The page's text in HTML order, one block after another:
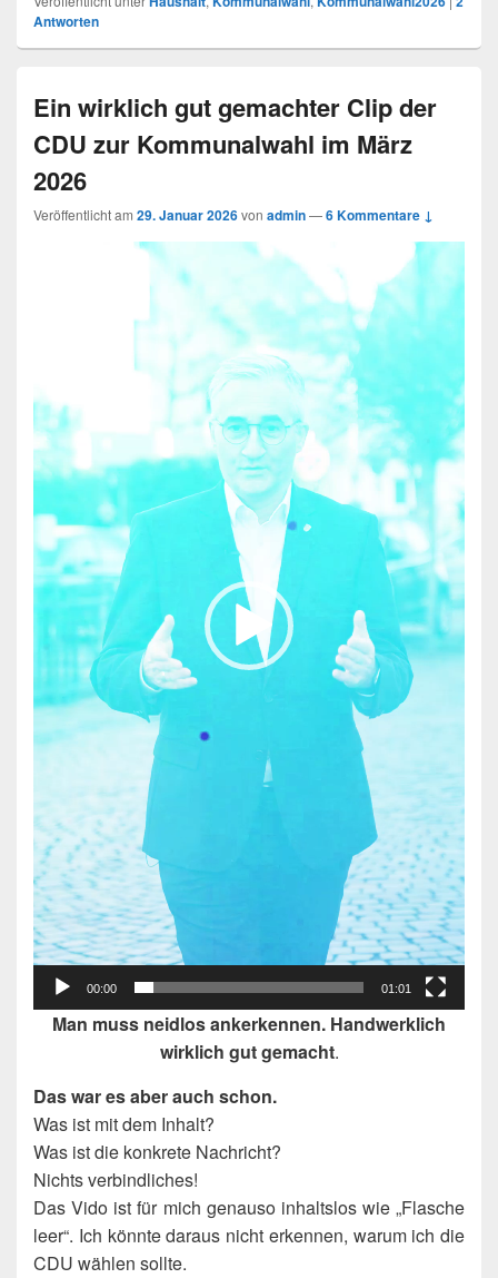
Antworten
Ein wirklich gut gemachter Clip der
CDU zur Kommunalwahl im März
2026
Veröffentlicht am 29. Januar 2026von admin—6 Kommentare ↓
00:00 01:01
Man muss neidlos ankerkennen. Handwerklich
wirklich gut gemacht.
Das war es aber auch schon.
Was ist mit dem Inhalt?
Was ist die konkrete Nachricht?
Nichts verbindliches!
Das Vido ist für mich genauso inhaltslos wie „Flasche
leer“. Ich könnte daraus nicht erkennen, warum ich die
CDU wählen sollte.